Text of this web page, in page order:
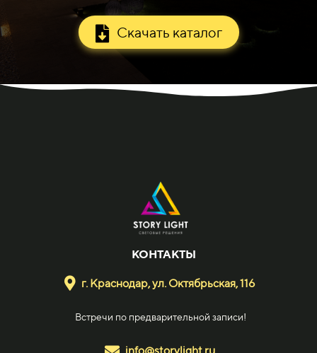
Скачать каталог
КОНТАКТЫ
г. Краснодар, ул. Октябрьская, 116
Встречи по предварительной записи!